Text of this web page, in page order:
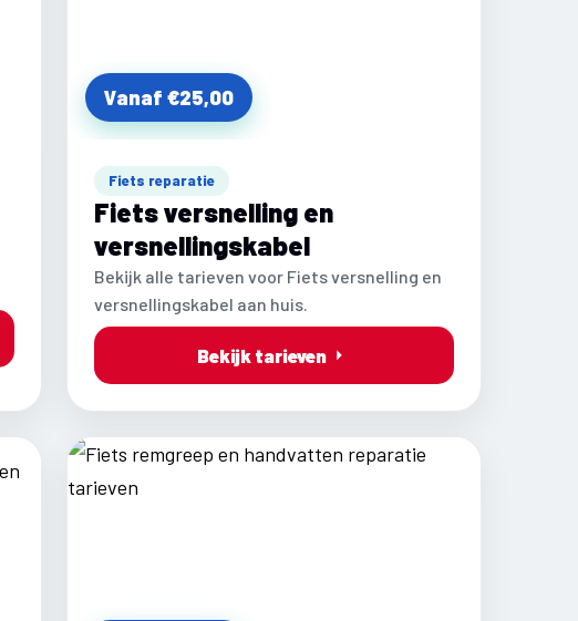
Vanaf €25,00
Fiets reparatie
Fiets versnelling en
versnellingskabel
Bekijk alle tarieven voor Fiets versnelling en
versnellingskabel aan huis.
Bekijk tarieven